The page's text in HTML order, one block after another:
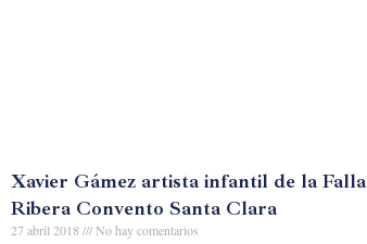
Xavier Gámez artista infantil de la Falla
Ribera Convento Santa Clara
27 abril 2018 No hay comentarios